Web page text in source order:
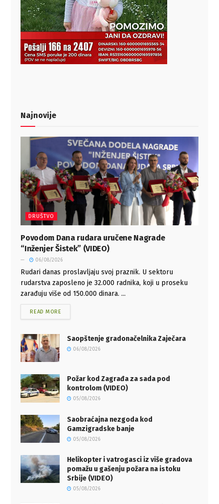
Najnovije
DRUŠTVO
Povodom Dana rudara uručene Nagrade
“Inženjer Šistek” (VIDEO)
06/08/2026
Rudari danas proslavljaju svoj praznik. U sektoru
rudarstva zaposleno je 32.000 radnika, koji u proseku
zarađuju više od 150.000 dinara. ...
READ MORE
Saopštenje gradonačelnika Zaječara
06/08/2026
Požar kod Zagrađa za sada pod
kontrolom (VIDEO)
05/08/2026
Saobraćajna nezgoda kod
Gamzigradske banje
05/08/2026
Helikopter i vatrogasci iz više gradova
pomažu u gašenju požara na istoku
Srbije (VIDEO)
05/08/2026